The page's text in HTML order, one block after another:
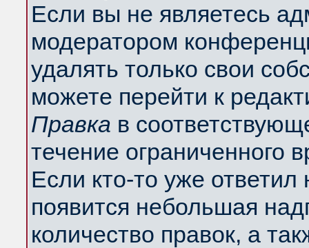
Если вы не являетесь
модератором
удалять только свои
можете перейти к
Правка в
течение ограниченного
Если кто-то уже
появится небольшая
количество правок, а